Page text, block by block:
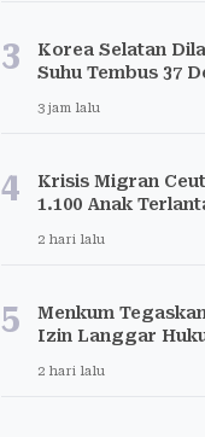
3
Korea Selatan
Suhu Tembus 37
3 jam lalu
4
Krisis Migran
1.100 Anak
2 hari lalu
5
Menkum
Izin Langgar
2 hari lalu